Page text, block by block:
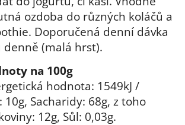
ozdoba do různých koláčů a
Doporučená denní dávka
denně (malá hrst).
na 100g
hodnota: 1549kJ /
10g, Sacharidy: 68g, z toho
12g, Sůl: 0,03g.